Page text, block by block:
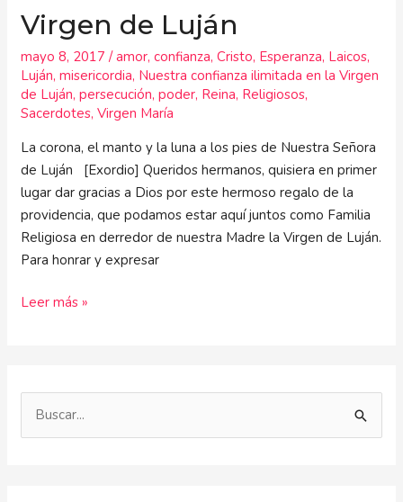
Virgen de Luján
mayo 8, 2017/amor,confianza,Cristo, Esperanza, Laicos,
Luján,misericordia, Nuestra confianza ilimitada en la Virgen
de Luján,persecución,poder, Reina, Religiosos,
Sacerdotes,Virgen María
La corona, el manto y la luna a los pies de Nuestra Señora
de Luján [Exordio] Queridos hermanos, quisiera en primer
lugar dar gracias a Dios por este hermoso regalo de la
providencia, que podamos estar aquí juntos como Familia
Religiosa en derredor de nuestra Madre la Virgen de Luján.
Para honrar y expresar
Leer más »